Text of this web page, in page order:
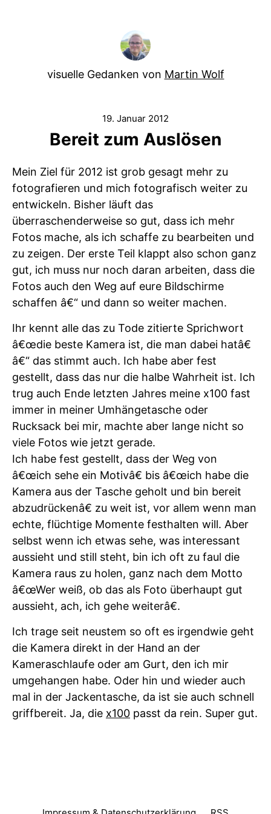
visuelle Gedanken von Martin Wolf
19. Januar 2012
Bereit zum Auslösen
Mein Ziel für 2012 ist grob gesagt mehr zu
fotografieren und mich fotografisch weiter zu
entwickeln. Bisher läuft das
überraschenderweise so gut, dass ich mehr
Fotos mache, als ich schaffe zu bearbeiten und
zu zeigen. Der erste Teil klappt also schon ganz
gut, ich muss nur noch daran arbeiten, dass die
Fotos auch den Weg auf eure Bildschirme
schaffen â€“ und dann so weiter machen.
Ihr kennt alle das zu Tode zitierte Sprichwort
â€œdie beste Kamera ist, die man dabei hatâ€
â€“ das stimmt auch. Ich habe aber fest
gestellt, dass das nur die halbe Wahrheit ist. Ich
trug auch Ende letzten Jahres meine x100 fast
immer in meiner Umhängetasche oder
Rucksack bei mir, machte aber lange nicht so
viele Fotos wie jetzt gerade.
Ich habe fest gestellt, dass der Weg von
â€œich sehe ein Motivâ€ bis â€œich habe die
Kamera aus der Tasche geholt und bin bereit
abzudrückenâ€ zu weit ist, vor allem wenn man
echte, flüchtige Momente festhalten will. Aber
selbst wenn ich etwas sehe, was interessant
aussieht und still steht, bin ich oft zu faul die
Kamera raus zu holen, ganz nach dem Motto
â€œWer weiß, ob das als Foto überhaupt gut
aussieht, ach, ich gehe weiterâ€.
Ich trage seit neustem so oft es irgendwie geht
die Kamera direkt in der Hand an der
Kameraschlaufe oder am Gurt, den ich mir
umgehangen habe. Oder hin und wieder auch
mal in der Jackentasche, da ist sie auch schnell
griffbereit. Ja, die x100 passt da rein. Super gut.